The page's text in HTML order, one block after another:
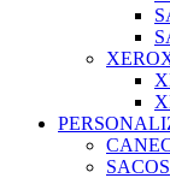
SACOS